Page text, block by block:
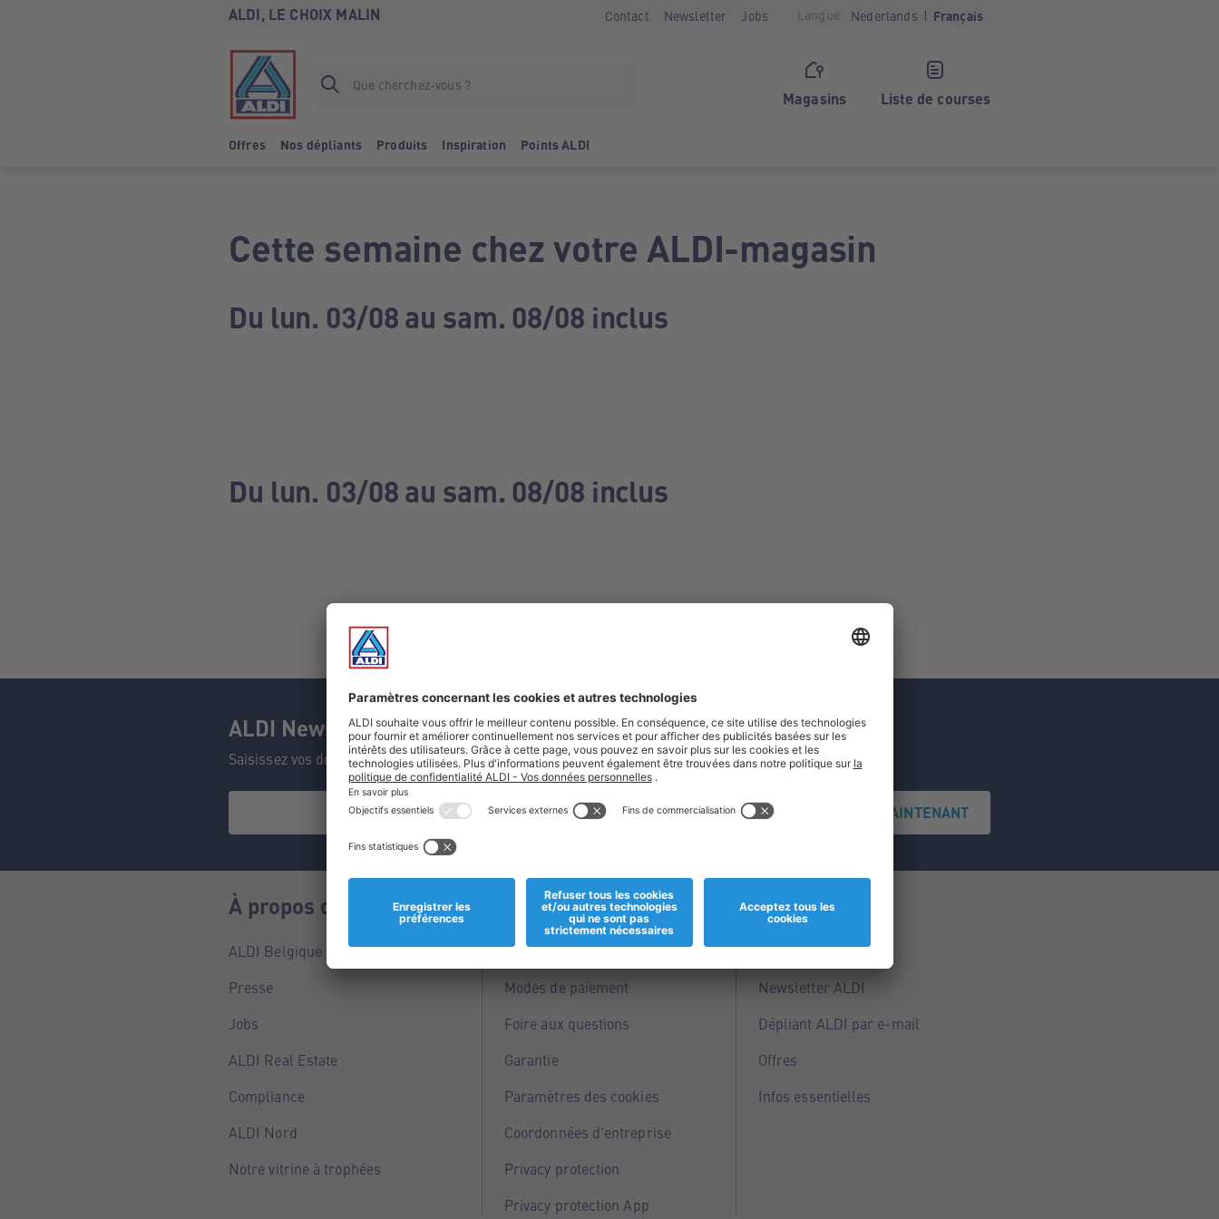
ALDI, LE CHOIX MALIN Contact Newsletter Jobs Langue: Nederlands Français
Magasins Liste de courses
Offres Nos dépliants Produits Inspiration Points ALDI
Cette semaine chez votre ALDI-magasin
Du lun. 03/08 au sam. 08/08 inclus
Du lun. 03/08 au sam. 08/08 inclus
ALDI Newsletter
Saisissez vos données et ne manquez aucune de nos offres.
S'INSCRIRE MAINTENANT
À propos de nous
ALDI Belgique
Presse
Jobs
ALDI Real Estate
Compliance
ALDI Nord
Notre vitrine à trophées
Informations
Magasins
Modes de paiement
Foire aux questions
Garantie
Paramètres des cookies
Coordonnées d'entreprise
Privacy protection
Privacy protection App
Service
Points ALDI
Newsletter ALDI
Dépliant ALDI par e-mail
Offres
Infos essentielles